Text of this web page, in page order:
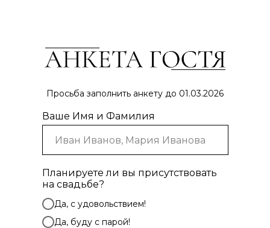
Просьба заполнить анкету до 01.03.2026
Ваше Имя и Фамилия
Планируете ли вы присутствовать
на свадьбе?
Да, с удовольствием!
Да, буду с парой!